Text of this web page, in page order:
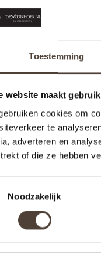
Toestemming
website maakt
cookies om
te
adverteren en
of die ze hebben
Noodzakelijk
minerale atmosfeer
met de
wervelingen. Maar
een natuurlijke
en dat gedeelte,
Blanc symboliseert